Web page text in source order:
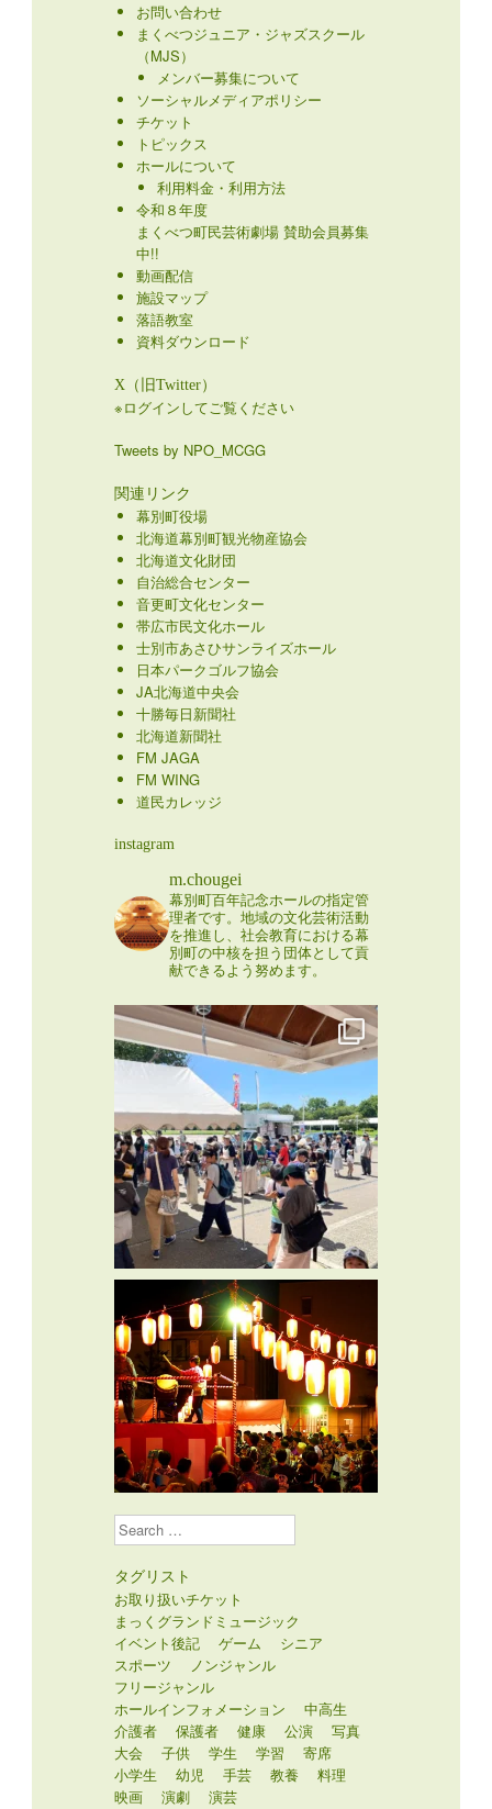
お問い合わせ
まくべつジュニア・ジャズスクール
（MJS）
メンバー募集について
ソーシャルメディアポリシー
チケット
トピックス
ホールについて
利用料金・利用方法
令和８年度
まくべつ町民芸術劇場 賛助会員募集
中!!
動画配信
施設マップ
落語教室
資料ダウンロード
X（旧Twitter）
※ログインしてご覧ください
Tweets by NPO_MCGG
関連リンク
幕別町役場
北海道幕別町観光物産協会
北海道文化財団
自治総合センター
音更町文化センター
帯広市民文化ホール
士別市あさひサンライズホール
日本パークゴルフ協会
JA北海道中央会
十勝毎日新聞社
北海道新聞社
FM JAGA
FM WING
道民カレッジ
instagram
m.chougei
幕別町百年記念ホールの指定管
理者です。地域の文化芸術活動
を推進し、社会教育における幕
別町の中核を担う団体として貢
献できるよう努めます。
Search
タグリスト
お取り扱いチケット
まっくグランドミュージック
イベント後記
ゲーム
シニア
スポーツ
ノンジャンル
フリージャンル
ホールインフォメーション
中高生
介護者
保護者 健康 公演
写真
大会
子供 学生 学習
寄席
小学生
幼児 手芸 教養
料理
映画
演劇
演芸